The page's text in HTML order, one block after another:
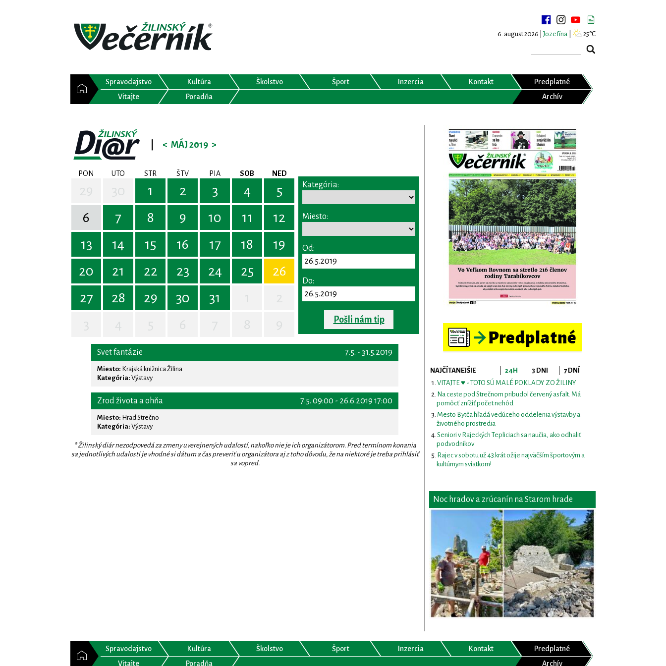
6. august 2026 | Jozefína 25°C
Spravodajstvo Kultúra Školstvo Šport Inzercia Kontakt
Predplatné
Vitajte
Poradňa Archív
< MÁJ 2019 >
PON UTO STR ŠTV PIA SOB NED
1 2 3 4
5
6
7 8 9 10 11
12
13
14 15 16 17 18
19
20
21 22 23 24 25
26
27
28 29 30 31
Kategória:
Miesto:
Od:
Do:
Pošli nám tip
7.5. - 31.5.2019
Svet fantázie
Miesto: Krajská knižnica Žilina
Kategória: Výstavy
7.5. 09:00 - 26.6.2019 17:00
Zrod života a ohňa
Miesto: Hrad Strečno
Kategória: Výstavy
* Žilinský diár nezodpovedá za zmeny uverejnených udalostí, nakoľko nie je ich organizátorom. Pred termínom konania
sa jednotlivých udalostí je vhodné si dátum a čas preveriť u organizátora aj z toho dôvodu, že na niektoré je treba prihlásiť
sa vopred.
NAJČÍTANEJŠIE 24H 3 DNI
7 DNÍ
VITAJTE ♥ - TOTO SÚ MALÉ POKLADY ZO ŽILINY
Na ceste pod Strečnom pribudol červený asfalt. Má
pomôcť znížiť počet nehôd
Mesto Bytča hľadá vedúceho oddelenia výstavby a
životného prostredia
Seniori v Rajeckých Tepliciach sa naučia, ako odhaliť
podvodníkov
Rajec v sobotu už 43.krát ožije najväčším športovým a
kultúrnym sviatkom!
Noc hradov a zrúcanín na Starom hrade
Spravodajstvo Kultúra Školstvo Šport Inzercia Kontakt
Predplatné
Vitajte
Poradňa Archív